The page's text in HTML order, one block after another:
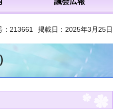
：213661 掲載日：2025年3月25日